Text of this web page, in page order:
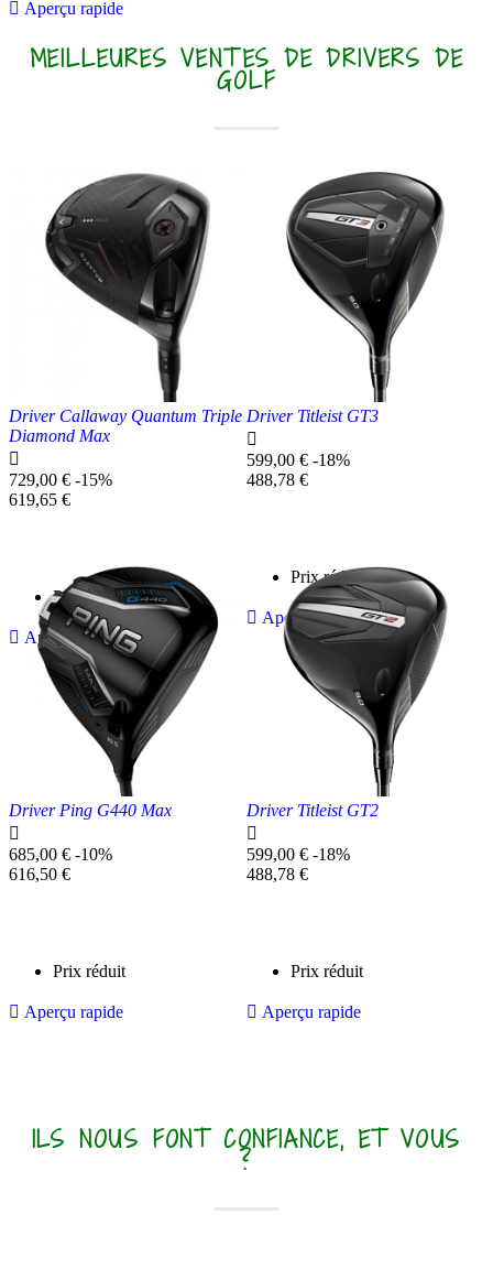
 Aperçu rapide
MEILLEURES VENTES DE DRIVERS DE
GOLF
Driver Callaway Quantum Triple
Diamond Max

Prix
de
729,00 € -15%
Prix
619,65 €
Prix réduit
 Aperçu rapide
Driver Titleist GT3

Prix
de
599,00 € -18%
Prix
488,78 €
Prix réduit
 Aperçu rapide
Driver Ping G440 Max

Prix
de
685,00 € -10%
Prix
616,50 €
Prix réduit
 Aperçu rapide
Driver Titleist GT2

Prix
de
599,00 € -18%
Prix
488,78 €
Prix réduit
 Aperçu rapide
ILS NOUS FONT CONFIANCE, ET VOUS
?